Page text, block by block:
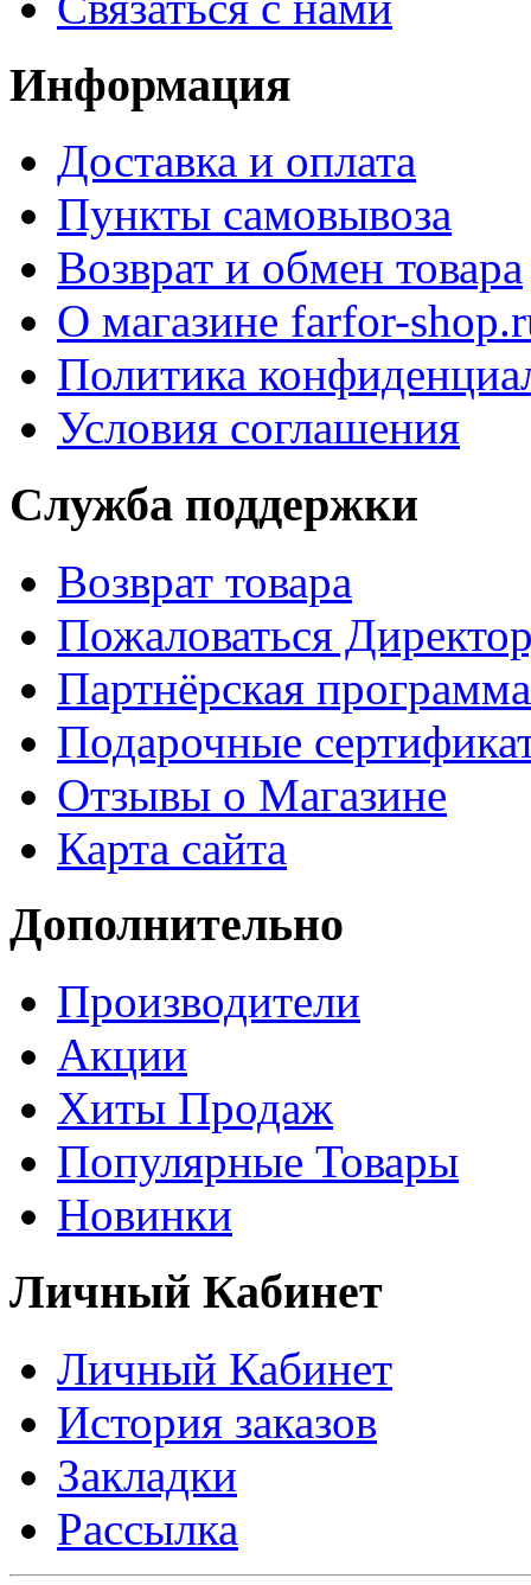
Информация
Доставка и оплата
Пункты самовывоза
Возврат и обмен товара
О магазине farfor-
Политика
Условия соглашения
Служба поддержки
Возврат товара
Пожаловаться
Партнёрская программа
Подарочные
Отзывы о Магазине
Карта сайта
Дополнительно
Производители
Акции
Хиты Продаж
Популярные Товары
Новинки
Личный Кабинет
Личный Кабинет
История заказов
Закладки
Рассылка